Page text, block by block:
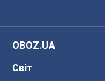
OBOZ.UA
Світ